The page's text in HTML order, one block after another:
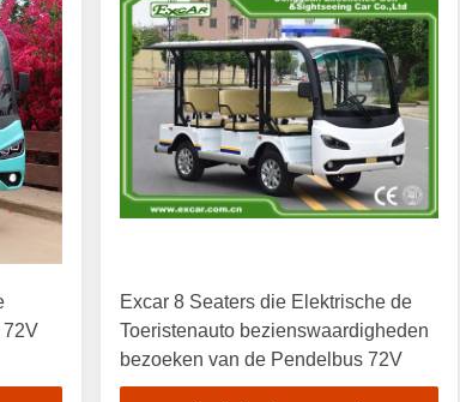
72V
Excar 8 Seaters die Elektrische de
Toeristenauto bezienswaardigheden
bezoeken van de Pendelbus 72V